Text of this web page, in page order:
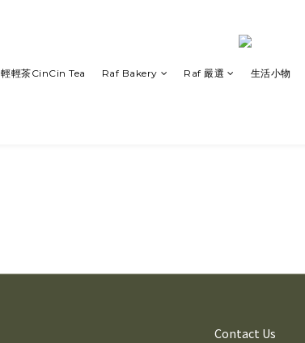
輕輕茶CinCin Tea Raf Bakery Raf 嚴選 生活小物
Contact Us